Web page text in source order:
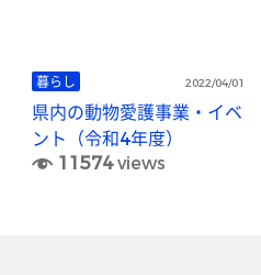
暮らし 2022/04/01
県内の動物愛護事業・イベ
ント（令和4年度）
11574views